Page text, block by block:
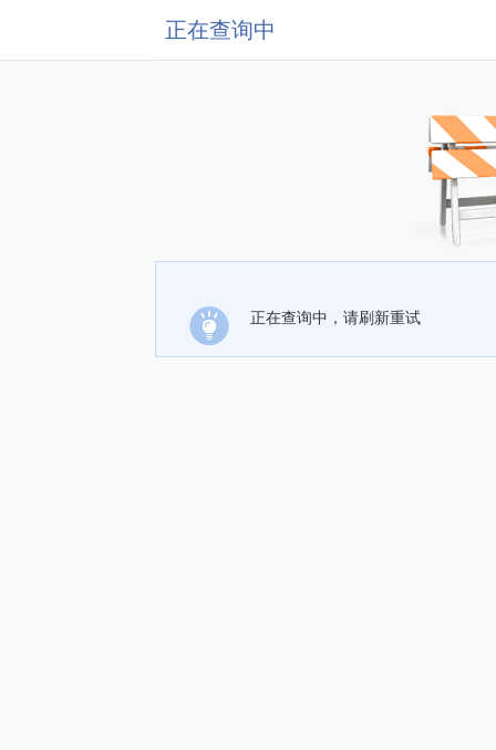
正在查询中
正在查询中，请刷新重试